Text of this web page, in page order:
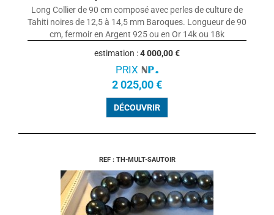
Long Collier de 90 cm composé avec perles de culture de
Tahiti noires de 12,5 à 14,5 mm Baroques. Longueur de 90
cm, fermoir en Argent 925 ou en Or 14k ou 18k
estimation :4 000,00 €
PRIX
2 025,00 €
DÉCOUVRIR
REF : TH-MULT-SAUTOIR